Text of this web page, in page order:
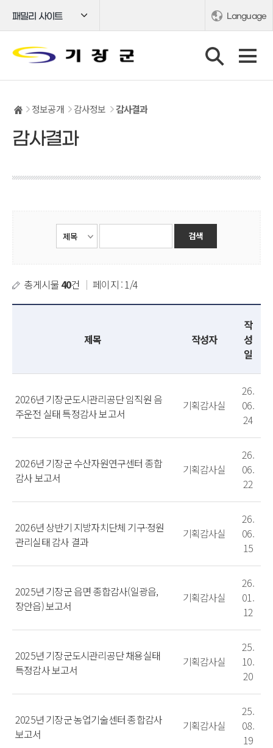
패밀리 사이트 Language
정보공개 감사정보 감사결과
감사결과
총게시물 40건 ｜ 페이지 : 1/4
제목 작성자
작
성
일
2026년 기장군도시관리공단 임직원 음
주운전 실태 특정감사 보고서
기획감사실
26.
06.
24
2026년 기장군 수산자원연구센터 종합
감사 보고서
기획감사실
26.
06.
22
2026년 상반기 지방자치단체 기구·정원
관리실태 감사 결과
기획감사실
26.
06.
15
2025년 기장군 읍면 종합감사(일광읍,
장안읍) 보고서
기획감사실
26.
01.
12
2025년 기장군도시관리공단 채용실태
특정감사 보고서
기획감사실
25.
10.
20
2025년 기장군 농업기술센터 종합감사
보고서
기획감사실
25.
08.
19